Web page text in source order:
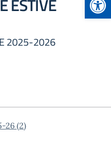
ESTIVE
2025-2026
26 (2)